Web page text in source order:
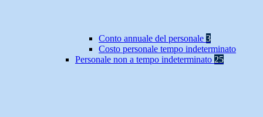
Conto annuale del personale 3
Costo personale tempo indeterminato
Personale non a tempo indeterminato 25